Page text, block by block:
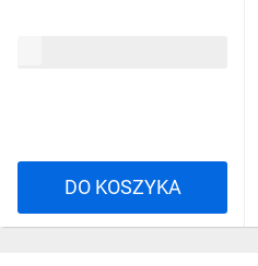
DO KOSZYKA